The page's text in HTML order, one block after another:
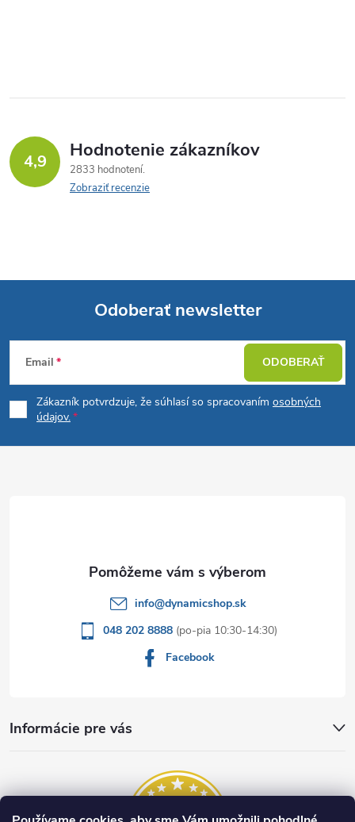
4,9 Hodnotenie zákazníkov
2833 hodnotení
Zobraziť recenzie
Z
á
p
Odoberať newsletter
Email
Zákazník potvrdzuje, že súhlasí so spracovaním osobných
údajov.
ODOBERAŤ
Informácie pre vás
info@dynamicshop.sk
048 202 8888
Facebook